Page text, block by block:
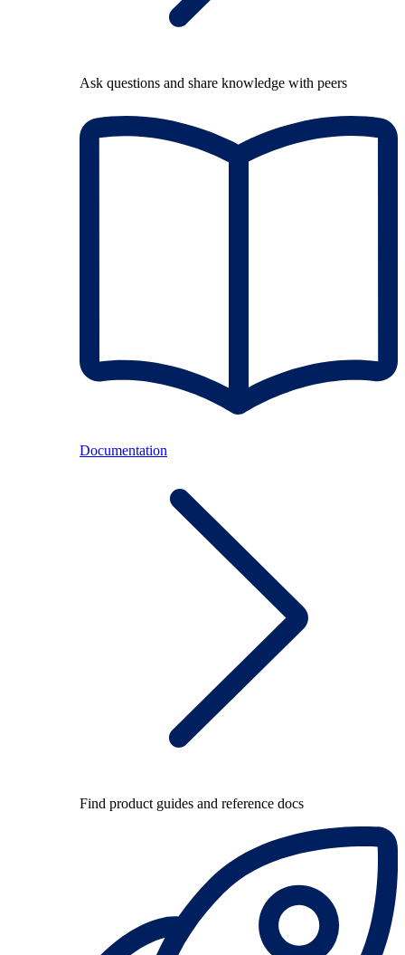
Ask questions and share knowledge with peers
Documentation
Find product guides and reference docs